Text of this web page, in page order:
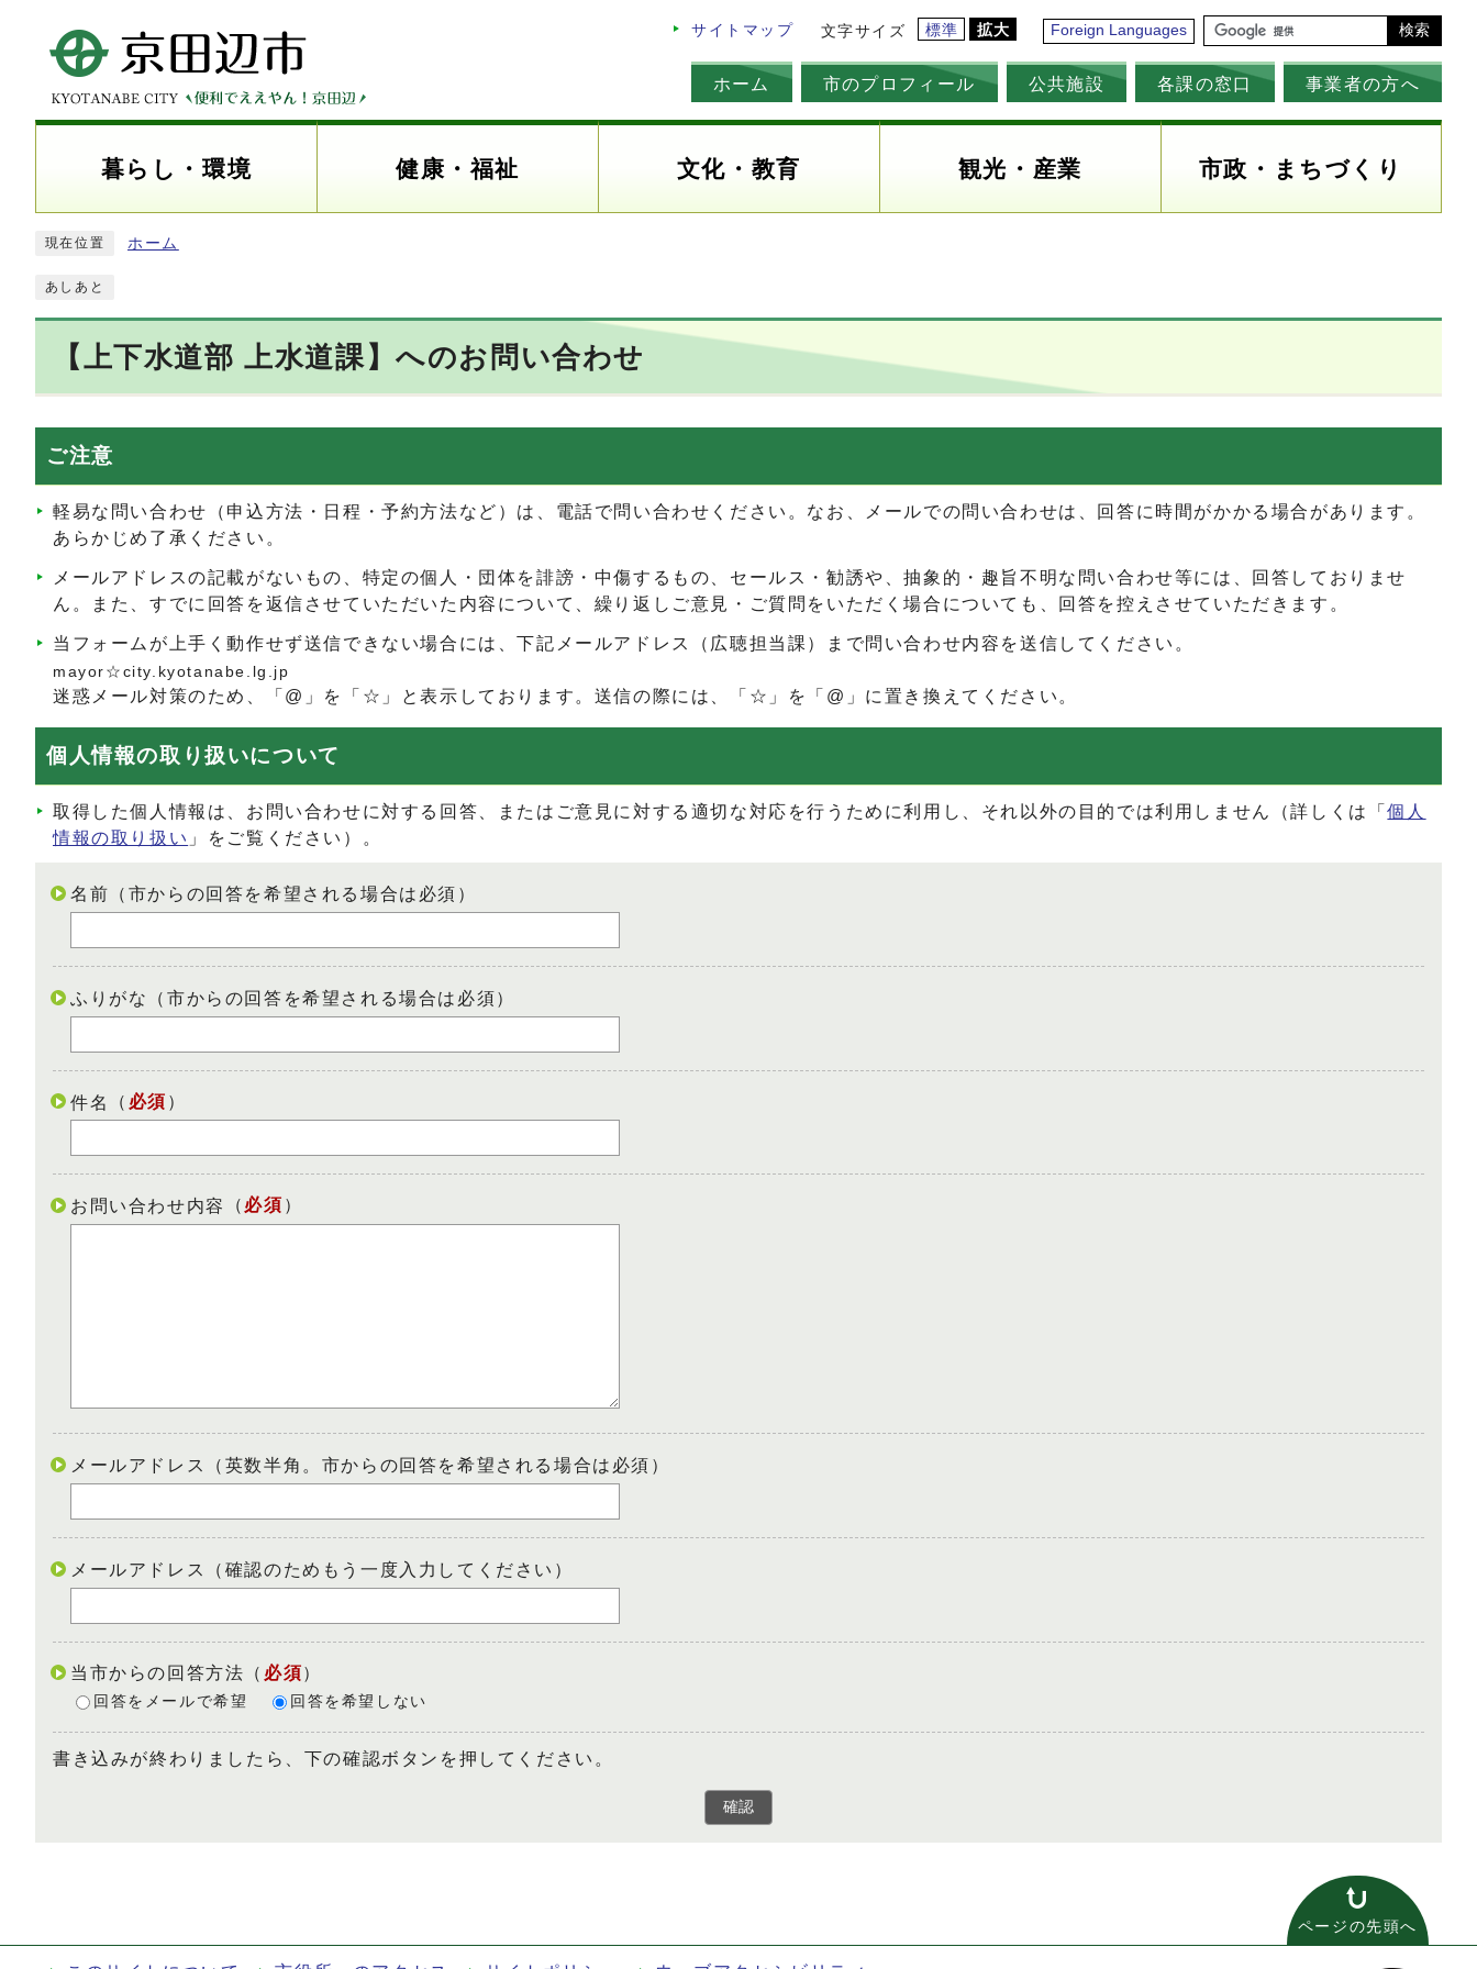
サイトマップ 文字サイズ 標準 拡大 Foreign Languages 検索
ホーム 市のプロフィール 公共施設 各課の窓口 事業者の方へ
暮らし・環境 健康・福祉 文化・教育 観光・産業 市政・まちづくり
現在位置 ホーム
あしあと
【上下水道部 上水道課】へのお問い合わせ
ご注意
軽易な問い合わせ（申込方法・日程・予約方法など）は、電話で問い合わせください。なお、メールでの問い合わせは、回答に時間がかかる場合があります。
あらかじめ了承ください。
メールアドレスの記載がないもの、特定の個人・団体を誹謗・中傷するもの、セールス・勧誘や、抽象的・趣旨不明な問い合わせ等には、回答しておりませ
ん。また、すでに回答を返信させていただいた内容について、繰り返しご意見・ご質問をいただく場合についても、回答を控えさせていただきます。
当フォームが上手く動作せず送信できない場合には、下記メールアドレス（広聴担当課）まで問い合わせ内容を送信してください。
mayor☆city.kyotanabe.lg.jp
迷惑メール対策のため、「@」を「☆」と表示しております。送信の際には、「☆」を「@」に置き換えてください。
個人情報の取り扱いについて
取得した個人情報は、お問い合わせに対する回答、またはご意見に対する適切な対応を行うために利用し、それ以外の目的では利用しません（詳しくは「個人
情報の取り扱い 」をご覧ください）。
名前（市からの回答を希望される場合は必須）
ふりがな（市からの回答を希望される場合は必須）
件名 （ 必須 ）
お問い合わせ内容 （ 必須 ）
メールアドレス（英数半角。市からの回答を希望される場合は必須）
メールアドレス（確認のためもう一度入力してください）
当市からの回答方法 （ 必須）
回答をメールで希望 回答を希望しない
書き込みが終わりましたら、下の確認ボタンを押してください。
確認
ページの先頭へ